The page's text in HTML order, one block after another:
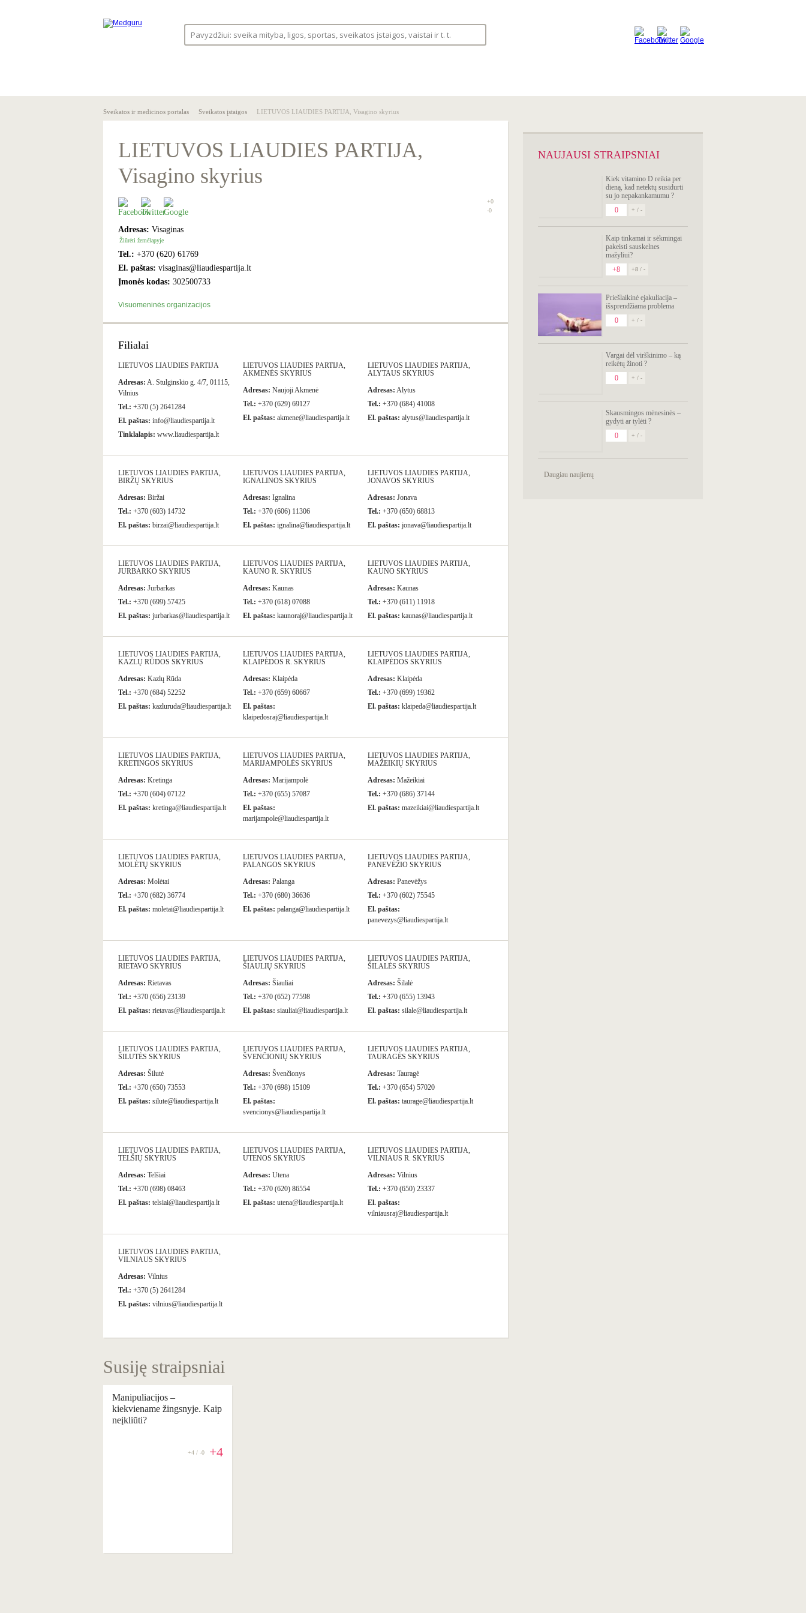
Sveikatos ir medicinos portalas Sveikatos įstaigos LIETUVOS LIAUDIES PARTIJA, Visagino skyrius
LIETUVOS LIAUDIES PARTIJA,
Visagino skyrius
+0
-0
Adresas: Visaginas
Žiūrėti žemėlapyje
Tel.: +370 (620) 61769
El. paštas: visaginas@liaudiespartija.lt
Įmonės kodas: 302500733
Visuomeninės organizacijos
Filialai
LIETUVOS LIAUDIES PARTIJA
Adresas: A. Stulginskio g. 4/7, 01115,
Vilnius
Tel.: +370 (5) 2641284
El. paštas: info@liaudiespartija.lt
Tinklalapis: www.liaudiespartija.lt
LIETUVOS LIAUDIES PARTIJA,
AKMENĖS SKYRIUS
Adresas: Naujoji Akmenė
Tel.: +370 (629) 69127
El. paštas: akmene@liaudiespartija.lt
LIETUVOS LIAUDIES PARTIJA,
ALYTAUS SKYRIUS
Adresas: Alytus
Tel.: +370 (684) 41008
El. paštas: alytus@liaudiespartija.lt
LIETUVOS LIAUDIES PARTIJA,
BIRŽŲ SKYRIUS
Adresas: Biržai
Tel.: +370 (603) 14732
El. paštas: birzai@liaudiespartija.lt
LIETUVOS LIAUDIES PARTIJA,
IGNALINOS SKYRIUS
Adresas: Ignalina
Tel.: +370 (606) 11306
El. paštas: ignalina@liaudiespartija.lt
LIETUVOS LIAUDIES PARTIJA,
JONAVOS SKYRIUS
Adresas: Jonava
Tel.: +370 (650) 68813
El. paštas: jonava@liaudiespartija.lt
LIETUVOS LIAUDIES PARTIJA,
JURBARKO SKYRIUS
Adresas: Jurbarkas
Tel.: +370 (699) 57425
El. paštas: jurbarkas@liaudiespartija.lt
LIETUVOS LIAUDIES PARTIJA,
KAUNO R. SKYRIUS
Adresas: Kaunas
Tel.: +370 (618) 07088
El. paštas: kaunoraj@liaudiespartija.lt
LIETUVOS LIAUDIES PARTIJA,
KAUNO SKYRIUS
Adresas: Kaunas
Tel.: +370 (611) 11918
El. paštas: kaunas@liaudiespartija.lt
LIETUVOS LIAUDIES PARTIJA,
KAZLŲ RŪDOS SKYRIUS
Adresas: Kazlų Rūda
Tel.: +370 (684) 52252
El. paštas: kazluruda@liaudiespartija.lt
LIETUVOS LIAUDIES PARTIJA,
KLAIPĖDOS R. SKYRIUS
Adresas: Klaipėda
Tel.: +370 (659) 60667
El. paštas:
klaipedosraj@liaudiespartija.lt
LIETUVOS LIAUDIES PARTIJA,
KLAIPĖDOS SKYRIUS
Adresas: Klaipėda
Tel.: +370 (699) 19362
El. paštas: klaipeda@liaudiespartija.lt
LIETUVOS LIAUDIES PARTIJA,
KRETINGOS SKYRIUS
Adresas: Kretinga
Tel.: +370 (604) 07122
El. paštas: kretinga@liaudiespartija.lt
LIETUVOS LIAUDIES PARTIJA,
MARIJAMPOLĖS SKYRIUS
Adresas: Marijampolė
Tel.: +370 (655) 57087
El. paštas:
marijampole@liaudiespartija.lt
LIETUVOS LIAUDIES PARTIJA,
MAŽEIKIŲ SKYRIUS
Adresas: Mažeikiai
Tel.: +370 (686) 37144
El. paštas: mazeikiai@liaudiespartija.lt
LIETUVOS LIAUDIES PARTIJA,
MOLĖTŲ SKYRIUS
Adresas: Molėtai
Tel.: +370 (682) 36774
El. paštas: moletai@liaudiespartija.lt
LIETUVOS LIAUDIES PARTIJA,
PALANGOS SKYRIUS
Adresas: Palanga
Tel.: +370 (680) 36636
El. paštas: palanga@liaudiespartija.lt
LIETUVOS LIAUDIES PARTIJA,
PANEVĖŽIO SKYRIUS
Adresas: Panevėžys
Tel.: +370 (602) 75545
El. paštas:
panevezys@liaudiespartija.lt
LIETUVOS LIAUDIES PARTIJA,
RIETAVO SKYRIUS
Adresas: Rietavas
Tel.: +370 (656) 23139
El. paštas: rietavas@liaudiespartija.lt
LIETUVOS LIAUDIES PARTIJA,
ŠIAULIŲ SKYRIUS
Adresas: Šiauliai
Tel.: +370 (652) 77598
El. paštas: siauliai@liaudiespartija.lt
LIETUVOS LIAUDIES PARTIJA,
ŠILALĖS SKYRIUS
Adresas: Šilalė
Tel.: +370 (655) 13943
El. paštas: silale@liaudiespartija.lt
LIETUVOS LIAUDIES PARTIJA,
ŠILUTĖS SKYRIUS
Adresas: Šilutė
Tel.: +370 (650) 73553
El. paštas: silute@liaudiespartija.lt
LIETUVOS LIAUDIES PARTIJA,
ŠVENČIONIŲ SKYRIUS
Adresas: Švenčionys
Tel.: +370 (698) 15109
El. paštas:
svencionys@liaudiespartija.lt
LIETUVOS LIAUDIES PARTIJA,
TAURAGĖS SKYRIUS
Adresas: Tauragė
Tel.: +370 (654) 57020
El. paštas: taurage@liaudiespartija.lt
LIETUVOS LIAUDIES PARTIJA,
TELŠIŲ SKYRIUS
Adresas: Telšiai
Tel.: +370 (698) 08463
El. paštas: telsiai@liaudiespartija.lt
LIETUVOS LIAUDIES PARTIJA,
UTENOS SKYRIUS
Adresas: Utena
Tel.: +370 (620) 86554
El. paštas: utena@liaudiespartija.lt
LIETUVOS LIAUDIES PARTIJA,
VILNIAUS R. SKYRIUS
Adresas: Vilnius
Tel.: +370 (650) 23337
El. paštas:
vilniausraj@liaudiespartija.lt
LIETUVOS LIAUDIES PARTIJA,
VILNIAUS SKYRIUS
Adresas: Vilnius
Tel.: +370 (5) 2641284
El. paštas: vilnius@liaudiespartija.lt
Susiję straipsniai
Manipuliacijos –
kiekviename žingsnyje. Kaip
neįkliūti?
+4 / -0 +4
NAUJAUSI STRAIPSNIAI
Kiek vitamino D reikia per
dieną, kad netektų susidurti
su jo nepakankamumu ?
0
+ / -
Kaip tinkamai ir sėkmingai
pakeisti sauskelnes
mažyliui?
+8
+8 / -
Priešlaikinė ejakuliacija –
išsprendžiama problema
0
+ / -
Vargai dėl virškinimo – ką
reikėtų žinoti ?
0
+ / -
Skausmingos mėnesinės –
gydyti ar tylėti ?
0
+ / -
Daugiau naujienų